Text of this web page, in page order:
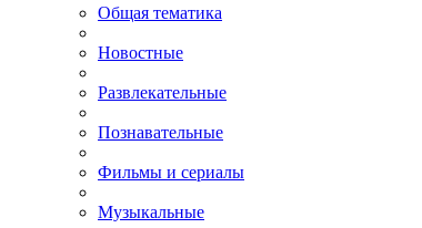
Общая тематика
Новостные
Развлекательные
Познавательные
Фильмы и сериалы
Музыкальные